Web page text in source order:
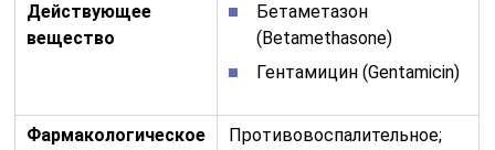
Действующее
вещество
Бетаметазон
(Betamethasone)
Гентамицин (Gentamicin)
Фармакологическое
Противовоспалительное;